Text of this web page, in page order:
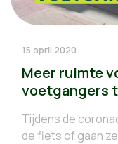
15 april 2020
Meer ruimte
voetgangers
Tijdens de
de fiets of gaan